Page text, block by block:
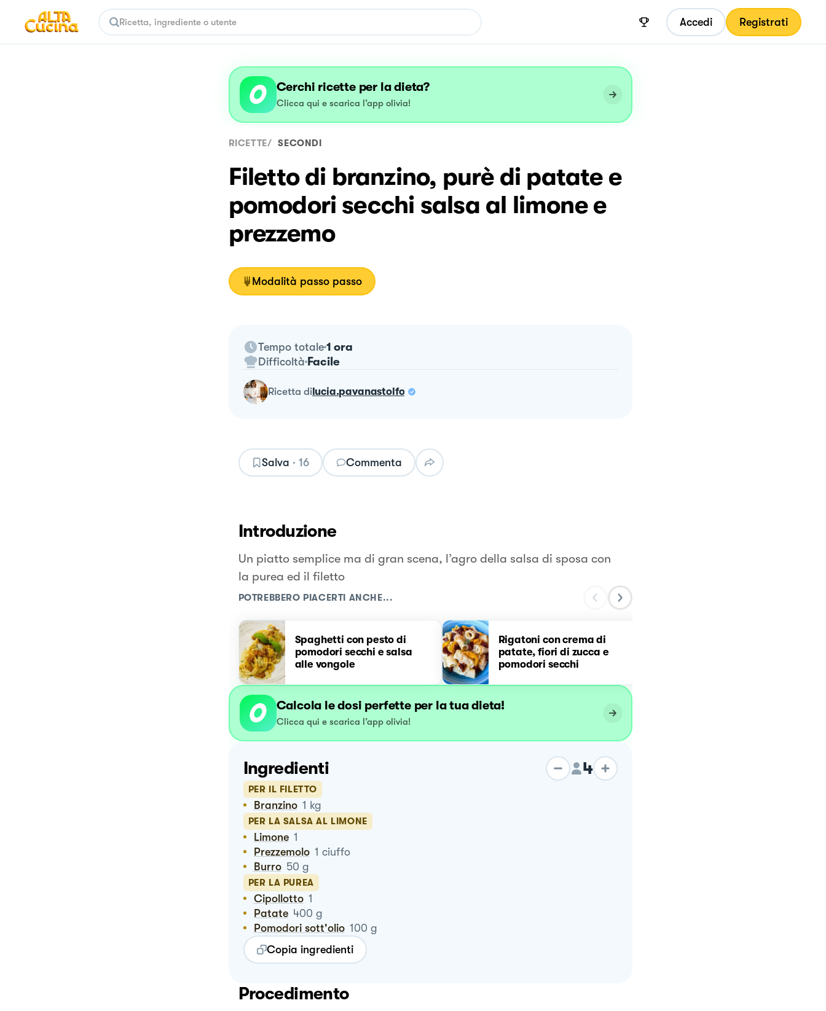
Accedi Registrati
Cerchi ricette per la dieta?
Clicca qui e scarica l’app olivia!
RICETTE/ SECONDI
Filetto di branzino, purè di patate e
pomodori secchi salsa al limone e
prezzemo
Modalità passo passo
Tempo totale 1 ora
Difficoltà Facile
ricetta dilucia.pavanastolfo
Salva · 16 Commenta
Introduzione
Un piatto semplice ma di gran scena, l’agro della salsa di sposa con
la purea ed il filetto
POTREBBERO PIACERTI ANCHE...
Spaghetti con pesto di
pomodori secchi e salsa
alle vongole
Rigatoni con crema di
patate, fiori di zucca e
pomodori secchi
Calcola le dosi perfette per la tua dieta!
Clicca qui e scarica l’app olivia!
Ingredienti 4
PER IL FILETTO
Branzino 1 kg
PER LA SALSA AL LIMONE
Limone 1
Prezzemolo 1 ciuffo
Burro 50 g
PER LA PUREA
Cipollotto 1
Patate 400 g
Pomodori sott'olio 100 g
Copia ingredienti
Procedimento